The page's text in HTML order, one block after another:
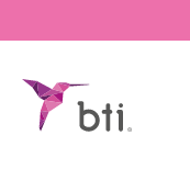
BTI - Human